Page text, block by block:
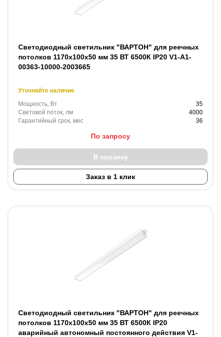
Светодиодный светильник "ВАРТОН" для реечных
потолков 1170х100х50 мм 35 ВТ 6500К IP20 V1-A1-
00363-10000-2003665
Уточняйте наличие
Мощность, Вт
35
Световой поток, лм
4000
Гарантийный срок, мес
36
По запросу
В корзину
Заказ в 1 клик
Светодиодный светильник "ВАРТОН" для реечных
потолков 1170х100х50 мм 35 ВТ 6500К IP20
аварийный автономный постоянного действия V1-